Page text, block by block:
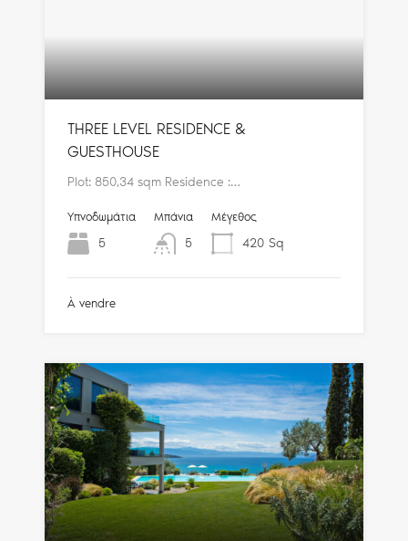
THREE LEVEL RESIDENCE &
GUESTHOUSE
Plot: 850,34 sqm Residence :…
Υπνοδωμάτια
5
Μπάνια
5
Μέγεθος
420 Sq
À vendre